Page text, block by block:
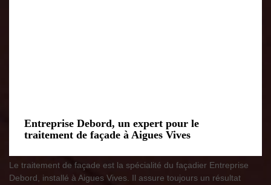
Entreprise Debord, un expert pour le
traitement de façade à Aigues Vives
Le traitement de façade est la spécialité du façadier Entreprise
Debord, installé à Aigues Vives. Il assure toujours un résultat